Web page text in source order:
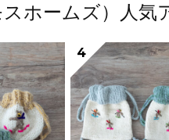
ホームズ）人気
4